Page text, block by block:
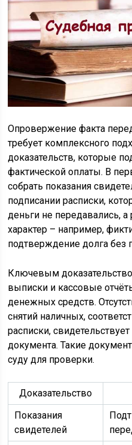
Опровержение факта
требует комплексного
доказательств, которые
фактической оплаты. В
собрать показания
подписании расписки,
деньги не передавались, а
характер – например,
подтверждение долга без
Ключевым
выписки и кассовые
денежных средств.
снятий наличных,
расписки,
документа. Такие
суду для проверки.
Доказательство
Показания
свидетелей